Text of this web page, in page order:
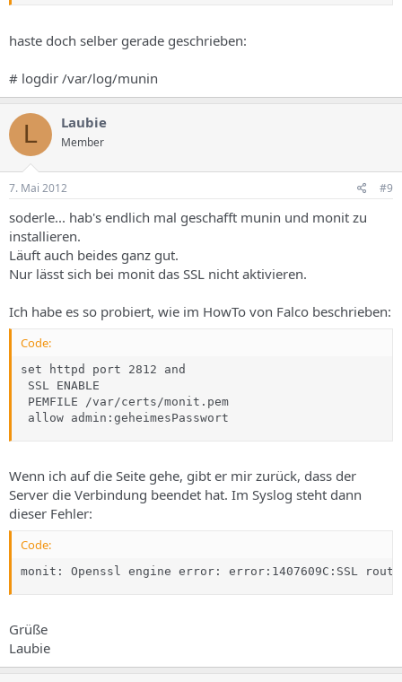
haste doch selber gerade geschrieben:
# logdir /var/log/munin
L Laubie
Member
7. Mai 2012 #9
soderle... hab's endlich mal geschafft munin und monit zu
installieren.
Läuft auch beides ganz gut.
Nur lässt sich bei monit das SSL nicht aktivieren.
Ich habe es so probiert, wie im HowTo von Falco beschrieben:
Code:
set httpd port 2812 and
SSL ENABLE
PEMFILE /var/certs/monit.pem
allow admin:geheimesPasswort
Wenn ich auf die Seite gehe, gibt er mir zurück, dass der
Server die Verbindung beendet hat. Im Syslog steht dann
dieser Fehler:
Code:
monit: Openssl engine error: error:1407609C:SSL
Grüße
Laubie